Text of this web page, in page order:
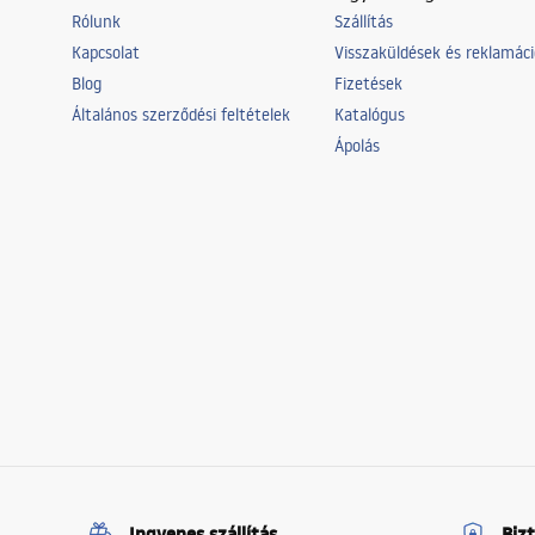
Rólunk
Kapcsolat
Blog
Általános szerződési feltételek
Szállítás
Visszaküldések és
Fizetések
Katalógus
Ápolás